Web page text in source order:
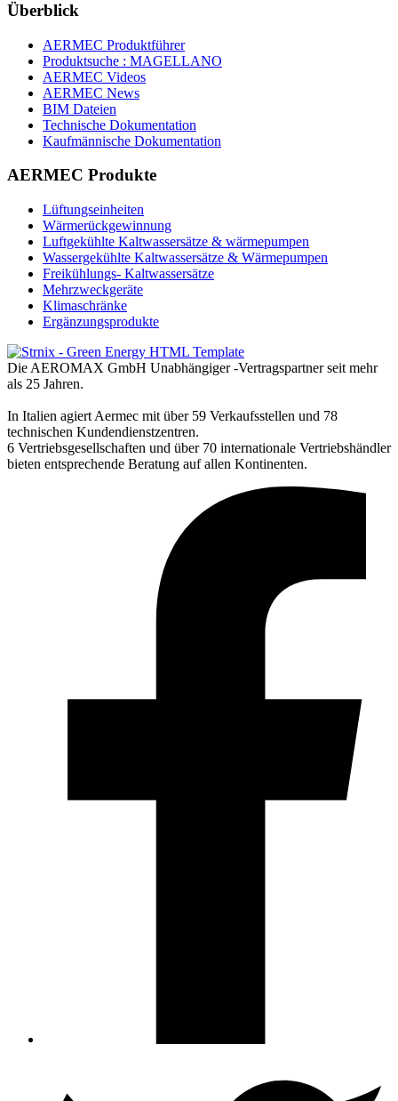
Überblick
AERMEC Produktführer
Produktsuche : MAGELLANO
AERMEC Videos
AERMEC News
BIM Dateien
Technische Dokumentation
Kaufmännische Dokumentation
AERMEC Produkte
Lüftungseinheiten
Wärmerückgewinnung
Luftgekühlte Kaltwassersätze & wärmepumpen
Wassergekühlte Kaltwassersätze & Wärmepumpen
Freikühlungs- Kaltwassersätze
Mehrzweckgeräte
Klimaschränke
Ergänzungsprodukte
Die AEROMAX GmbH Unabhängiger -Vertragspartner seit mehr
als 25 Jahren.
In Italien agiert Aermec mit über 59 Verkaufsstellen und 78
technischen Kundendienstzentren.
6 Vertriebsgesellschaften und über 70 internationale Vertriebshändler
bieten entsprechende Beratung auf allen Kontinenten.